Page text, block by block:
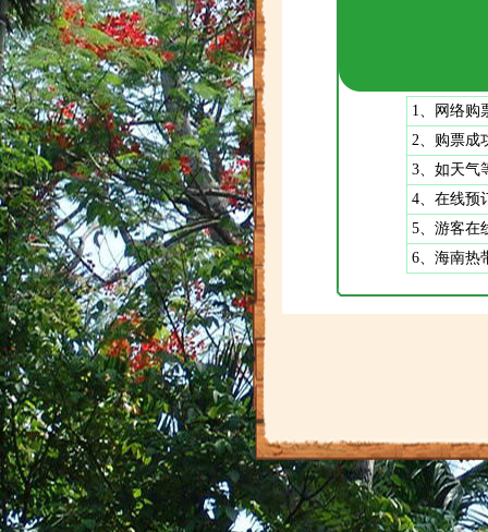
1、网络购
2、购票成
3、如天气
4、在线预
5、游客在
6、海南热